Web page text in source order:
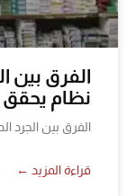
الفرق بين
نظام يحقق
الفرق بين الجرد
قراءة المزيد ←